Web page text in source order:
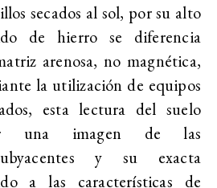
secados al sol, por su alto
de hierro se diferencia
arenosa, no magnética,
la utilización de equipos
esta lectura del suelo
una imagen de las
y su exacta
a las características de